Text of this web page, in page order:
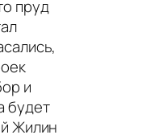
пруд
и
будет
Жилин